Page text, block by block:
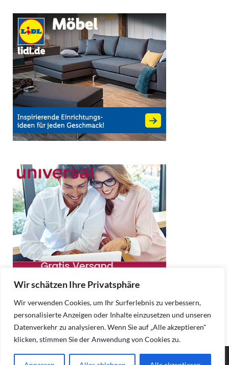
Wir schätzen Ihre Privatsphäre
Wir verwenden Cookies, um Ihr Surferlebnis zu verbessern,
personalisierte Anzeigen oder Inhalte einzusetzen und unseren
Datenverkehr zu analysieren. Wenn Sie auf „Alle akzeptieren"
klicken, stimmen Sie der Anwendung von Cookies zu.